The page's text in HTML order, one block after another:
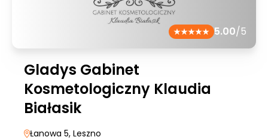
5.00/5
Gladys Gabinet
Kosmetologiczny Klaudia
Białasik
Łanowa 5, Leszno